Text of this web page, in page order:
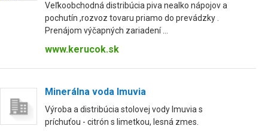
Veľkoobchodná distribúcia piva nealko nápojov a
pochutín ,rozvoz tovaru priamo do prevádzky .
Prenájom výčapných zariadení ...
www.kerucok.sk
Minerálna voda Imuvia
Výroba a distribúcia stolovej vody Imuvia s
príchuťou - citrón s limetkou, lesná zmes.